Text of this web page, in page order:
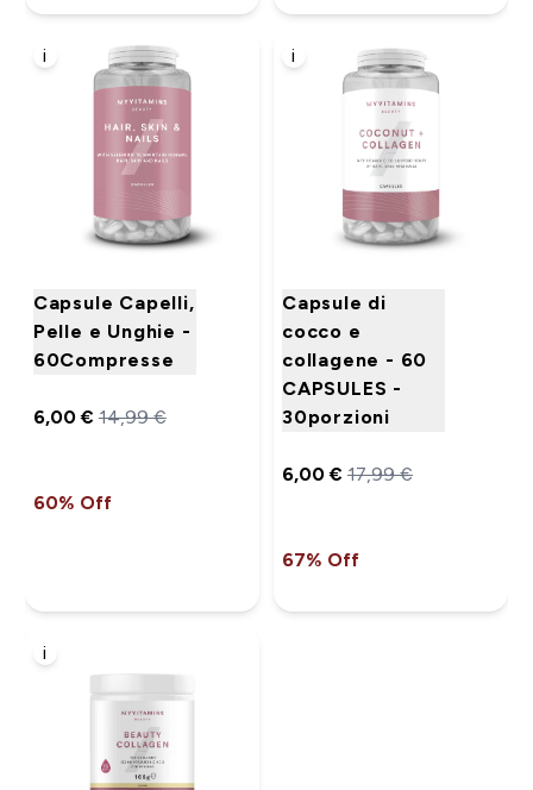
i
Capsule Capelli,
Pelle e Unghie -
60Compresse
6,00 €‎14,99 €‎
60% Off
i
Capsule di
cocco e
collagene - 60
CAPSULES -
30porzioni
6,00 €‎ 17,99 €‎
67% Off
i